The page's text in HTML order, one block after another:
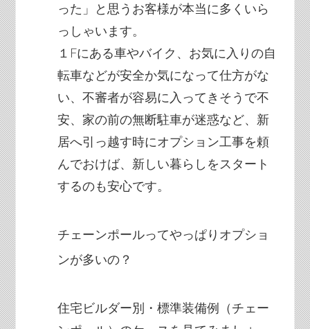
った」と思うお客様が本当に多くいら
っしゃいます。
１Fにある車やバイク、お気に入りの自
転車などが安全か気になって仕方がな
い、不審者が容易に入ってきそうで不
安、家の前の無断駐車が迷惑など、新
居へ引っ越す時にオプション工事を頼
んでおけば、新しい暮らしをスタート
するのも安心です。
チェーンポールってやっぱりオプショ
ンが多いの？
住宅ビルダー別・標準装備例（チェー